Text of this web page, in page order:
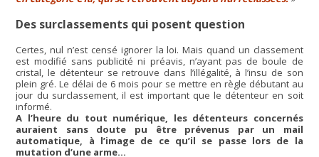
Des surclassements qui posent question
Certes, nul n’est censé ignorer la loi. Mais quand un classement
est modifié sans publicité ni préavis, n’ayant pas de boule de
cristal, le détenteur se retrouve dans l’illégalité, à l’insu de son
plein gré. Le délai de 6 mois pour se mettre en règle débutant au
jour du surclassement, il est important que le détenteur en soit
informé.
A l’heure du tout numérique, les détenteurs concernés
auraient sans doute pu être prévenus par un mail
automatique, à l’image de ce qu’il se passe lors de la
mutation d’une arme…